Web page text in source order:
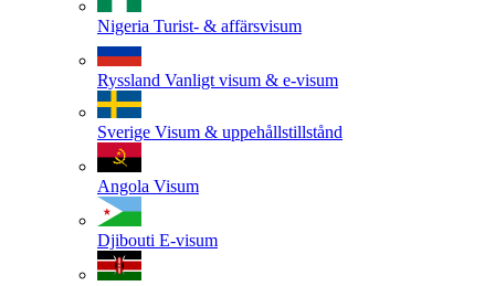
Nigeria Turist- & affärsvisum
Ryssland Vanligt visum & e-visum
Sverige Visum & uppehållstillstånd
Angola Visum
Djibouti E-visum